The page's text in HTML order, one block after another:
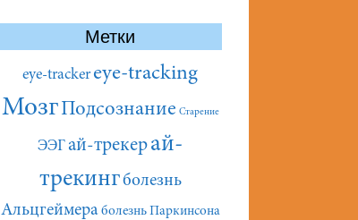
Метки
eye-tracker eye-tracking
МозгПодсознание Старение
ЭЭГай-трекерай-
трекингболезнь
Альцгеймера болезнь Паркинсона